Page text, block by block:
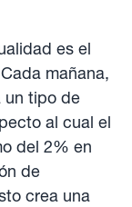
es el
mañana,
un tipo de
al cual el
del 2% en
de
crea una